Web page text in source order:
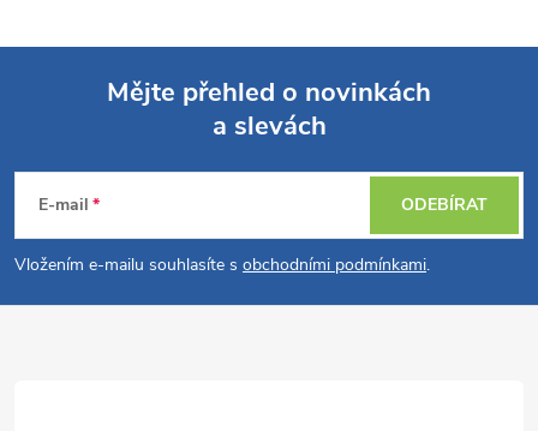
p
a
Mějte přehled o novinkách
a slevách
E-mail
Vložením e-mailu souhlasíte s obchodními podmínkami.
ODEBÍRAT